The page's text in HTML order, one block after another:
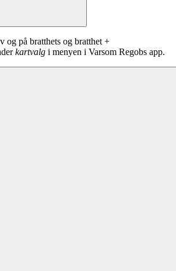
og på bratthets og bratthet +
kartvalg i menyen i Varsom Regobs app.